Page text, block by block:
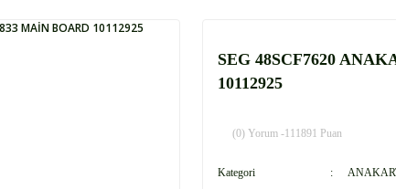
SEG 48SCF7620
10112925
(0) Yorum -111891 Puan
Kategori